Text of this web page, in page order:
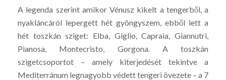
A legenda szerint amikor Vénusz kikelt a tengerből, a
nyakláncáról lepergett hét gyöngyszem, ebből lett a
hét toszkán sziget: Elba, Giglio, Capraia, Giannutri,
Pianosa, Montecristo, Gorgona. A toszkán
szigetcsoportot – amely kiterjedését tekintve a
Mediterránum legnagyobb védett tengeri övezete – a 7